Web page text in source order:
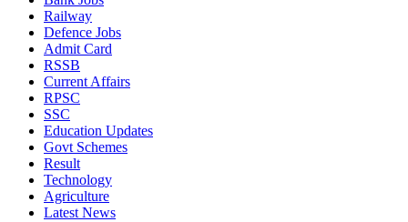
Railway
Defence Jobs
Admit Card
RSSB
Current Affairs
RPSC
SSC
Education Updates
Govt Schemes
Result
Technology
Agriculture
Latest News